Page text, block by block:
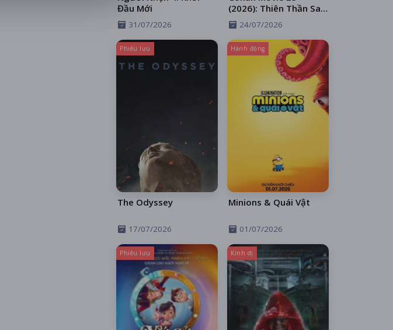
Đầu Mới
31/07/2026
(2026): Thiên Thần Sa
Ngã Trên Xa Lộ
24/07/2026
Phiêu lưu
The Odyssey
17/07/2026
Hành động
Minions & Quái Vật
01/07/2026
Phiêu lưu Kinh dị